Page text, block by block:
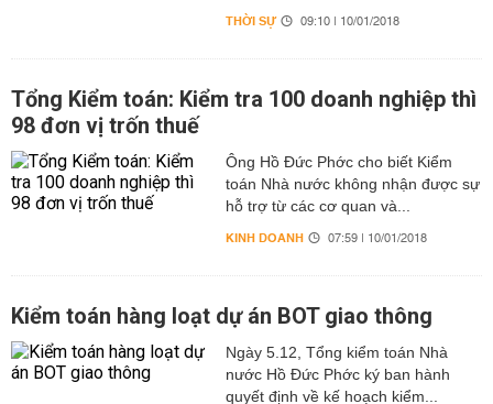
THỜI SỰ 09:10 | 10/01/2018
Tổng Kiểm toán: Kiểm tra 100 doanh nghiệp thì
98 đơn vị trốn thuế
Ông Hồ Đức Phớc cho biết Kiểm
toán Nhà nước không nhận được sự
hỗ trợ từ các cơ quan và...
KINH DOANH 07:59 | 10/01/2018
Kiểm toán hàng loạt dự án BOT giao thông
Ngày 5.12, Tổng kiểm toán Nhà
nước Hồ Đức Phớc ký ban hành
quyết định về kế hoạch kiểm...